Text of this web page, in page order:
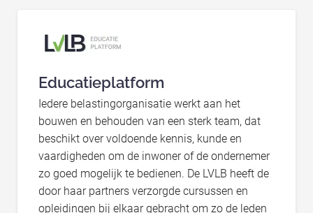
Educatieplatform
Iedere belastingorganisatie werkt aan het
bouwen en behouden van een sterk team, dat
beschikt over voldoende kennis, kunde en
vaardigheden om de inwoner of de ondernemer
zo goed mogelijk te bedienen. De LVLB heeft de
door haar partners verzorgde cursussen en
opleidingen bij elkaar gebracht om zo de leden